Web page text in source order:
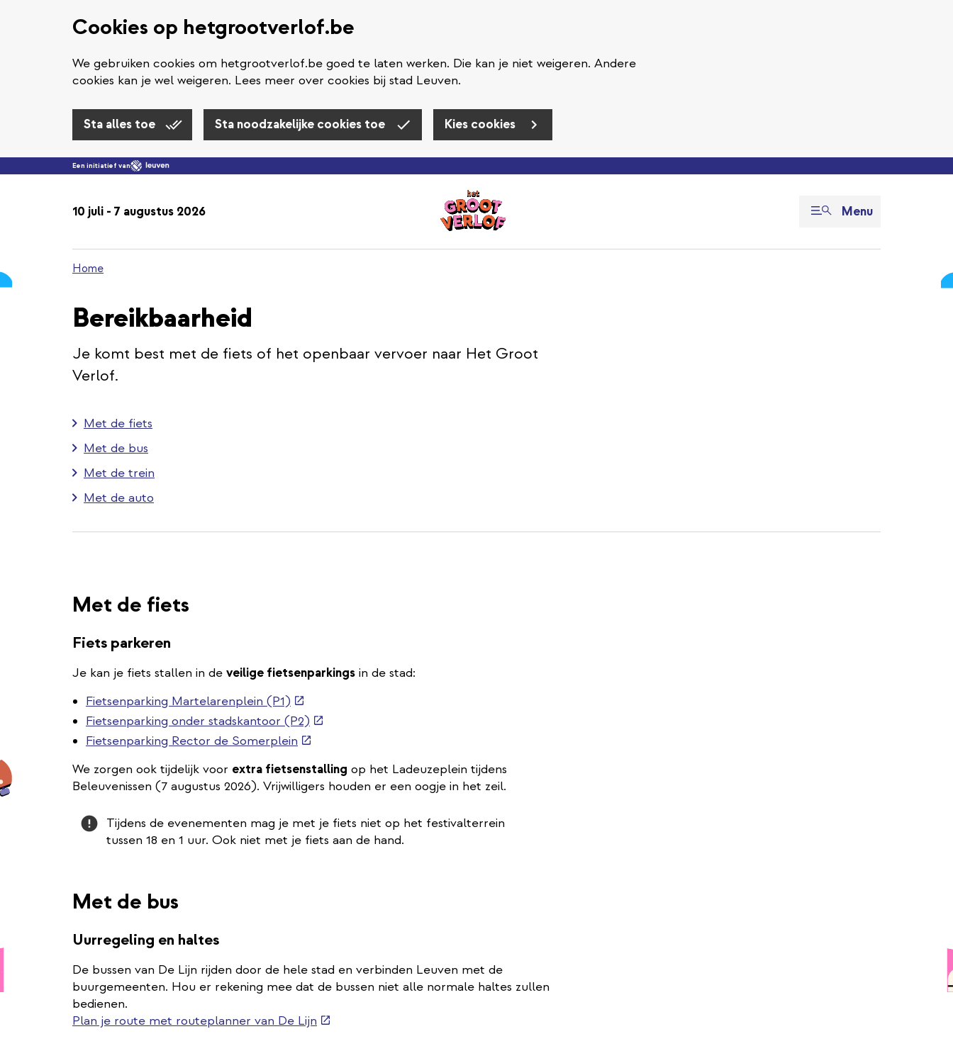
Cookies op hetgrootverlof.be
We gebruiken cookies om hetgrootverlof.be goed te laten werken. Die kan je niet weigeren. Andere
cookies kan je wel weigeren. Lees meer over cookies bij stad Leuven.
Sta alles toe Sta noodzakelijke cookies toe Kies cookies
Een initiatief van
10 juli - 7 augustus 2026 Menu
Home
Bereikbaarheid
Je komt best met de fiets of het openbaar vervoer naar Het Groot
Verlof.
Met de fiets
Met de bus
Met de trein
Met de auto
Met de fiets
Fiets parkeren
Je kan je fiets stallen in de veilige fietsenparkings in de stad:
Fietsenparking Martelarenplein (P1) (externe
link)
Fietsenparking onder stadskantoor (P2) (externe
link)
Fietsenparking Rector de Somerplein (externe
We zorgen ook tijdelijk voor extra fietsenstalling op het Ladeuzeplein tijdens
Beleuvenissen (7 augustus 2026). Vrijwilligers houden er een oogje in het zeil.
Attention
Tijdens de evenementen mag je met je fiets niet op het festivalterrein
tussen 18 en 1 uur. Ook niet met je fiets aan de hand.
Met de bus
Uurregeling en haltes
De bussen van De Lijn rijden door de hele stad en verbinden Leuven met de
buurgemeenten. Hou er rekening mee dat de bussen niet alle normale haltes zullen
bedienen.
Plan je route met routeplanner van De Lijn (externe